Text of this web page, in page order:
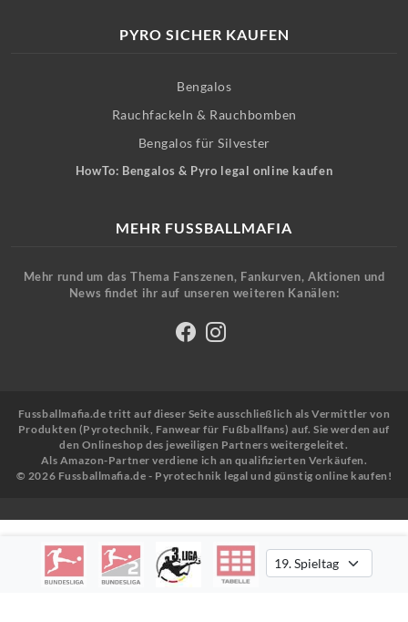
PYRO SICHER KAUFEN
Bengalos
Rauchfackeln & Rauchbomben
Bengalos für Silvester
HowTo: Bengalos & Pyro legal online kaufen
MEHR FUSSBALLMAFIA
Mehr rund um das Thema Fanszenen, Fankurven, Aktionen und
News findet ihr auf unseren weiteren Kanälen:
Fussballmafia.de tritt auf dieser Seite ausschließlich als Vermittler von
Produkten (Pyrotechnik, Fanwear für Fußballfans) auf. Sie werden auf
den Onlineshop des jeweiligen Partners weitergeleitet.
Als Amazon-Partner verdiene ich an qualifizierten Verkäufen.
© 2026 Fussballmafia.de - Pyrotechnik legal und günstig online kaufen!